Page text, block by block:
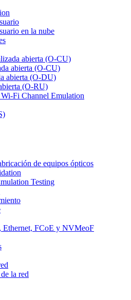
en la nube
abierta (O-CU)
abierta (O-CU)
abierta (O-DU)
(O-RU)
Fi Channel Emulation
de equipos ópticos
Testing
Ethernet, FCoE y NVMeoF
la red